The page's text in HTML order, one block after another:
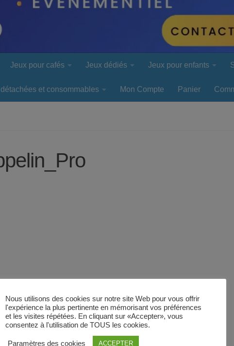
Jeux pour cafés Jeux dédiés Jeux pour enfants
et consommables Mon Compte Panier
Nous utilisons des cookies sur notre site Web pour vous offrir
l'expérience la plus pertinente en mémorisant vos préférences
et les visites répétées. En cliquant sur «Accepter», vous
consentez à l'utilisation de TOUS les cookies.
Paramètres des cookies ACCEPTER